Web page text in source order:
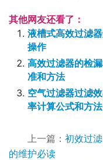
其他网友还看了：
液槽式高效过滤
操作
高效过滤器的检
准和方法
空气过滤器过滤
率计算公式和方法
上一篇： 初效过
的维护必读